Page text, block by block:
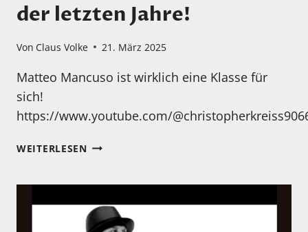
der letzten Jahre!
Von Claus Volke 21. März 2025
Matteo Mancuso ist wirklich eine Klasse für
sich!
https://www.youtube.com/
WEITERLESENEINES
DER
LETZTEN